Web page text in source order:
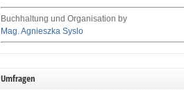
Buchhaltung und Organisation by
Mag. Agnieszka Syslo
Umfragen